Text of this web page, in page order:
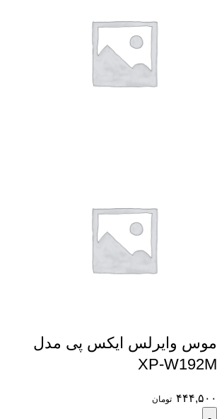
موس وایرلس ایکس پی مدل
XP-W192M
۴۴۴,۵۰۰ تومان